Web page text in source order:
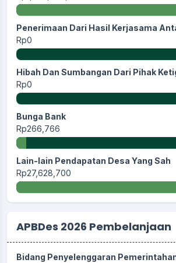
Penerimaan Dari Hasil Kerjasama
Rp0
Hibah Dan Sumbangan Dari Pihak
Rp0
Bunga Bank
Rp266,766
Lain-lain Pendapatan Desa Yang Sah
Rp27,628,700
APBDes 2026 Pembelanjaan
Bidang Penyelenggaran